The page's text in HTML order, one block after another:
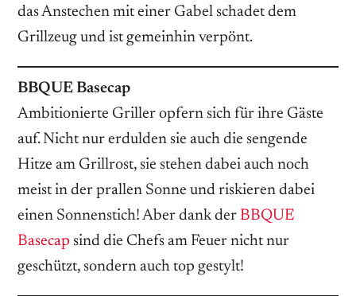
das Anstechen mit einer Gabel schadet dem
Grillzeug und ist gemeinhin verpönt.
BBQUE Basecap
Ambitionierte Griller opfern sich für ihre Gäste
auf. Nicht nur erdulden sie auch die sengende
Hitze am Grillrost, sie stehen dabei auch noch
meist in der prallen Sonne und riskieren dabei
einen Sonnenstich! Aber dank der BBQUE
Basecap sind die Chefs am Feuer nicht nur
geschützt, sondern auch top gestylt!